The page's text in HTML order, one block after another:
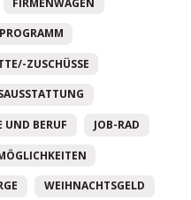
ZUSCHÜSSE
UND BERUF JOB-RAD
WEIHNACHTSGELD